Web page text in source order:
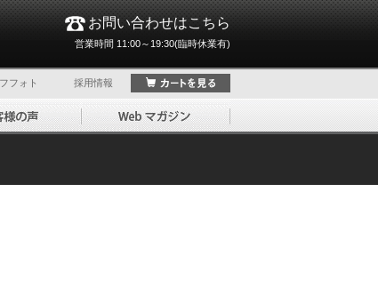
お問い合わせはこちら
営業時間 11:00～19:30(臨時休業有)
フォト 採用情報